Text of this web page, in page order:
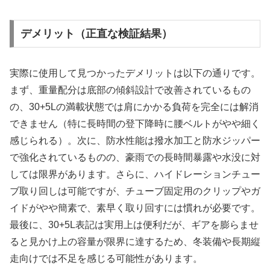
デメリット（正直な検証結果）
実際に使用して見つかったデメリットは以下の通りです。
まず、重量配分は底部の傾斜設計で改善されているもの
の、30+5Lの満載状態では肩にかかる負荷を完全には解消
できません（特に長時間の登下降時に腰ベルトがやや細く
感じられる）。次に、防水性能は撥水加工と防水ジッパー
で強化されているものの、豪雨での長時間暴露や水没に対
しては限界があります。さらに、ハイドレーションチュー
ブ取り回しは可能ですが、チューブ固定用のクリップやガ
イドがやや簡素で、素早く取り回すには慣れが必要です。
最後に、30+5L表記は実用上は便利だが、ギアを膨らませ
ると見かけ上の容量が限界に達するため、冬装備や長期縦
走向けでは不足を感じる可能性があります。